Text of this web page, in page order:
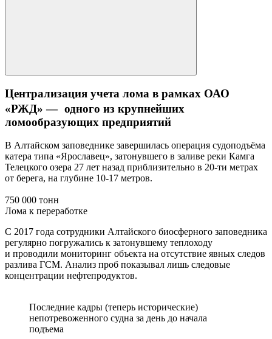
Централизация учета лома в рамках ОАО
«РЖД» — одного из крупнейших
ломообразующих предприятий
В Алтайском заповеднике завершилась операция судоподъёма
катера типа «Ярославец», затонувшего в заливе реки Камга
Телецкого озера 27 лет назад приблизительно в 20-ти метрах
от берега, на глубине 10-17 метров.
750 000 тонн
Лома к переработке
С 2017 года сотрудники Алтайского биосферного заповедника
регулярно погружались к затонувшему теплоходу
и проводили мониторинг объекта на отсутствие явных следов
разлива ГСМ. Анализ проб показывал лишь следовые
концентрации нефтепродуктов.
Последние кадры (теперь исторические)
непотревоженного судна за день до начала
подъема